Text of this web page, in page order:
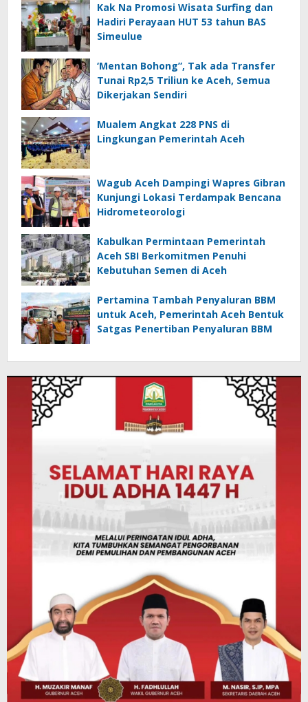
Kak Na Promosi Wisata Surfing dan
Hadiri Perayaan HUT 53 tahun BAS
Simeulue
‘Mentan Bohong”, Tak ada Transfer
Tunai Rp2,5 Triliun ke Aceh, Semua
Dikerjakan Sendiri
Mualem Angkat 228 PNS di
Lingkungan Pemerintah Aceh
Wagub Aceh Dampingi Wapres Gibran
Kunjungi Lokasi Terdampak Bencana
Hidrometeorologi
Kabulkan Permintaan Pemerintah
Aceh SBI Berkomitmen Penuhi
Kebutuhan Semen di Aceh
Pertamina Tambah Penyaluran BBM
untuk Aceh, Pemerintah Aceh Bentuk
Satgas Penertiban Penyaluran BBM